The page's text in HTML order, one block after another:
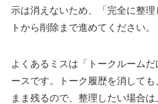
示は消えないため、「完全に整
トから削除まで進めてください。
よくあるミスは「トークルーム
ースです。トーク履歴を消して
まま残るので、整理したい場合